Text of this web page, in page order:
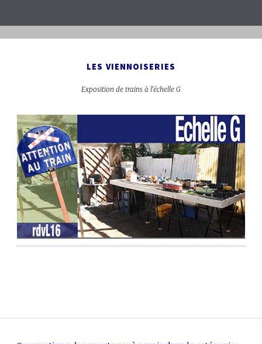
LES VIENNOISERIES
Exposition de trains à l'échelle G